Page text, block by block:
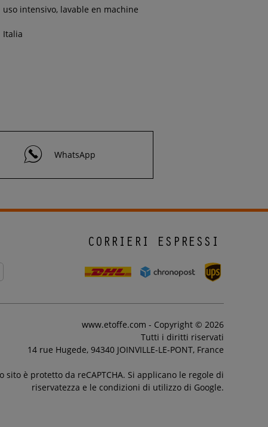
uso intensivo, lavable en machine
Italia
WhatsApp
CORRIERI ESPRESSI
www.etoffe.com - Copyright © 2026
Tutti i diritti riservati
14 rue Hugede, 94340 JOINVILLE-LE-PONT, France
sito è protetto da reCAPTCHA. Si applicano le regole di
riservatezza e le condizioni di utilizzo di Google.